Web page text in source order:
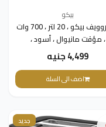
بيكو
ميكروويف بيكو ، 20 لتر ، 700 وات
، مؤقت مانيوال ، أسود ،
MOC20100BFB
4,499 جنيه
اضف الى السلة
جديد